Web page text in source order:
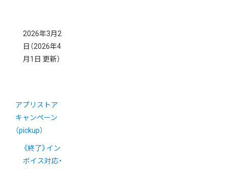
2026年3月2
日 （2026年4
月1日 更新）
アプリストア
キャンペーン
（pickup）
《終了》イン
ボイス対応・